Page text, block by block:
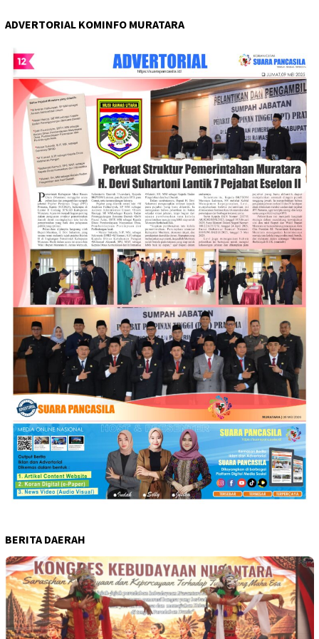
ADVERTORIAL KOMINFO MURATARA
BERITA DAERAH